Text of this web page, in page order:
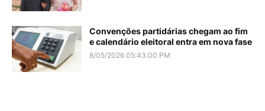
Convenções partidárias chegam ao fim
e calendário eleitoral entra em nova fase
8/05/2026 05:43:00 PM